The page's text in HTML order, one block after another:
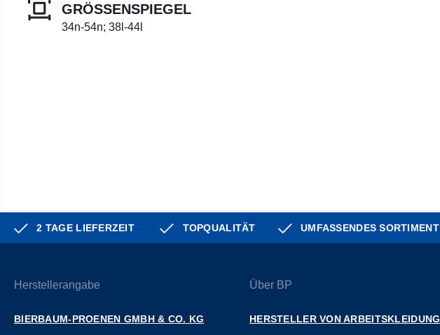
GRÖSSENSPIEGEL
34n-54n; 38l-44l
2 TAGE LIEFERZEIT TOPQUALITÄT UMFASSENDES SORTIMENT
Herstellerangabe
BIERBAUM-PROENEN GMBH & CO. KG
Über BP
HERSTELLER VON ARBEITSKLEIDUNG